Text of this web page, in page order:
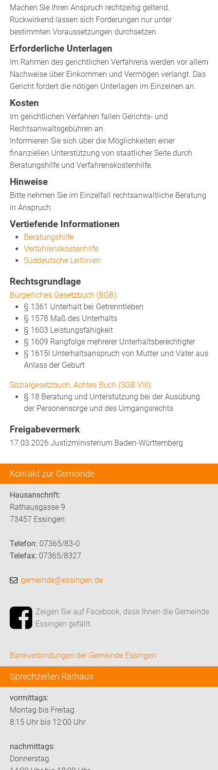
Kontakt zur Gemeinde
Hausanschrift:
Rathausgasse 9
73457 Essingen
Telefon: 07365/83-0
Telefax: 07365/8327
gemeinde@essingen.de
Zeigen Sie auf Facebook, dass Ihnen die Gemeinde
Essingen gefällt.
Bankverbindungen der Gemeinde Essingen
Sprechzeiten Rathaus
vormittags:
Montag bis Freitag
8:15 Uhr bis 12:00 Uhr
nachmittags:
Donnerstag
Machen Sie Ihren Anspruch rechtzeitig geltend.
Rückwirkend lassen sich Forderungen nur unter
bestimmten Voraussetzungen durchsetzen.
Erforderliche Unterlagen
Im Rahmen des gerichtlichen Verfahrens werden vor allem
Nachweise über Einkommen und Vermögen verlangt. Das
Gericht fordert die nötigen Unterlagen im Einzelnen an.
Kosten
Im gerichtlichen Verfahren fallen Gerichts- und
Rechtsanwaltsgebühren an.
Informieren Sie sich über die Möglichkeiten einer
finanziellen Unterstützung von staatlicher Seite durch
Beratungshilfe und Verfahrenskostenhilfe.
Hinweise
Bitte nehmen Sie im Einzelfall rechtsanwaltliche Beratung
in Anspruch.
Vertiefende Informationen
Beratungshilfe
Verfahrenskostenhilfe
Süddeutsche Leitlinien
Rechtsgrundlage
Bürgerliches Gesetzbuch (BGB):
§ 1361 Unterhalt bei Getrenntleben
§ 1578 Maß des Unterhalts
§ 1603 Leistungsfähigkeit
§ 1609 Rangfolge mehrerer Unterhaltsberechtigter
§ 1615l Unterhaltsanspruch von Mutter und Vater aus
Anlass der Geburt
Sozialgesetzbuch, Achtes Buch (SGB VIII):
§ 18 Beratung und Unterstützung bei der Ausübung
der Personensorge und des Umgangsrechts
Freigabevermerk
17.03.2026 Justizministerium Baden-Württemberg